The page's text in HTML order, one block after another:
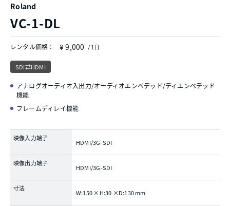
Roland
VC-1-DL
レンタル価格： ¥ 9,000 / 1日
SDI⇄HDMI
アナログオーディオ入出力/オーディオエンベデッド/ディエンベデッド
機能
フレームディレイ機能
映像入力端子
HDMI/3G-SDI
映像出力端子
HDMI/3G-SDI
寸法
W:150 ×H:30 ×D:130 mm